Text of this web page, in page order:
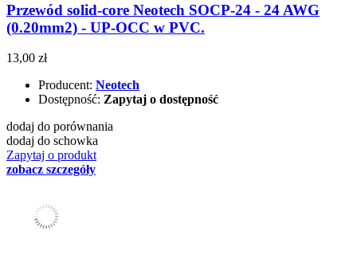
Przewód solid-core Neotech SOCP-24 - 24 AWG
(0.20mm2) - UP-OCC w PVC.
13,00 zł
Producent: Neotech
Dostępność: Zapytaj o dostępność
dodaj do porównania
dodaj do schowka
Zapytaj o produkt
zobacz szczegóły